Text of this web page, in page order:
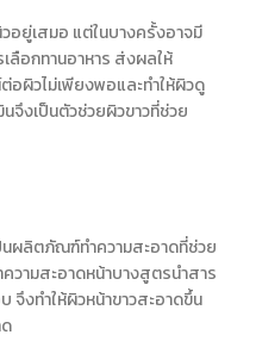
อยู่เสมอ แต่ในบางครั้งอาจมี
ลือกทานอาหาร ส่งผลให้
อผิวไม่เพียงพอและทำให้ผิวดู
จึงเป็นตัวช่วยผิวขาวที่ช่วย
นผลิตภัณฑ์ทำความสะอาดที่ช่วย
วามสะอาดหน้าบางสูตรนำสาร
จึงทำให้ผิวหน้าขาวสะอาดขึ้น